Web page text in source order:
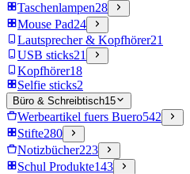
Taschenlampen28
Mouse Pad24
Lautsprecher & Kopfhörer21
USB sticks21
Kopfhörer18
Selfie sticks2
Büro & Schreibtisch15
Werbeartikel fuers Buero542
Stifte280
Notizbücher223
Schul Produkte143